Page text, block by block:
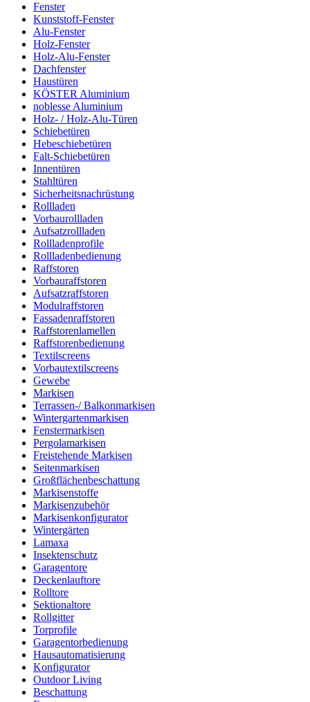
Fenster
Kunststoff-Fenster
Alu-Fenster
Holz-Fenster
Holz-Alu-Fenster
Dachfenster
Haustüren
KÖSTER Aluminium
noblesse Aluminium
Holz- / Holz-Alu-Türen
Schiebetüren
Hebeschiebetüren
Falt-Schiebetüren
Innentüren
Stahltüren
Sicherheitsnachrüstung
Rollladen
Vorbaurollladen
Aufsatzrollladen
Rollladenprofile
Rollladenbedienung
Raffstoren
Vorbauraffstoren
Aufsatzraffstoren
Modulraffstoren
Fassadenraffstoren
Raffstorenlamellen
Raffstorenbedienung
Textilscreens
Vorbautextilscreens
Gewebe
Markisen
Terrassen-/ Balkonmarkisen
Wintergartenmarkisen
Fenstermarkisen
Pergolamarkisen
Freistehende Markisen
Seitenmarkisen
Großflächenbeschattung
Markisenstoffe
Markisenzubehör
Markisenkonfigurator
Wintergärten
Lamaxa
Insektenschutz
Garagentore
Deckenlauftore
Rolltore
Sektionaltore
Rollgitter
Torprofile
Garagentorbedienung
Hausautomatisierung
Konfigurator
Outdoor Living
Beschattung